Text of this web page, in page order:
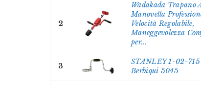
2
Wadakada Trapano
Manovella
Velocità Regolabile,
Maneggevolezza
per...
3
STANLEY 1-02-715
Berbiqui 5045